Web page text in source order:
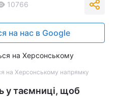
10766
на нас в Google
на Херсонському напрямку
у таємниці, щоб